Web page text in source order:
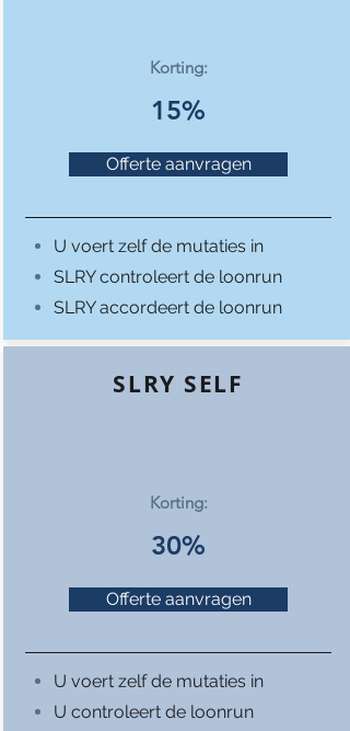
Korting:
15%
Offerte aanvragen
U voert zelf de mutaties in
SLRY controleert de loonrun
SLRY accordeert de loonrun
SLRY SELF
Korting:
30%
Offerte aanvragen
U voert zelf de mutaties in
U controleert de loonrun